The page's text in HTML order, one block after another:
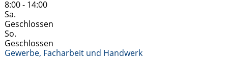
8:00 - 14:00
Sa.
Geschlossen
So.
Geschlossen
Gewerbe, Facharbeit und Handwerk